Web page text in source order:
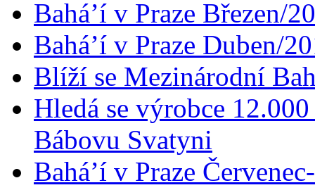
Bahá’í v Praze Březen/
Bahá’í v Praze Duben/
Blíží se Mezinárodní
Hledá se výrobce
Bábovu Svatyni
Bahá’í v Praze